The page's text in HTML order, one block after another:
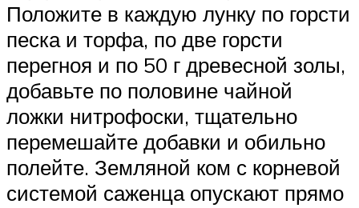
Положите в каждую лунку по горсти
песка и торфа, по две горсти
перегноя и по 50 г древесной золы,
добавьте по половине чайной
ложки нитрофоски, тщательно
перемешайте добавки и обильно
полейте. Земляной ком с корневой
системой саженца опускают прямо